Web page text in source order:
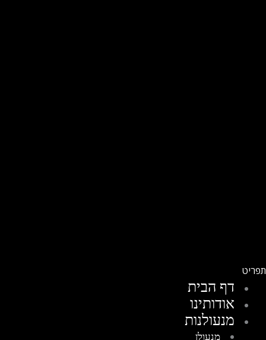
דף הבית
אודותינו
מנעולנות
מנעולן